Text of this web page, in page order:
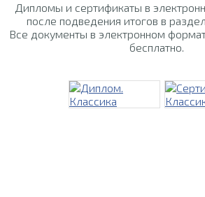
Дипломы и сертификаты в
после подведения итогов в
Все документы в электронном
бесплатно.